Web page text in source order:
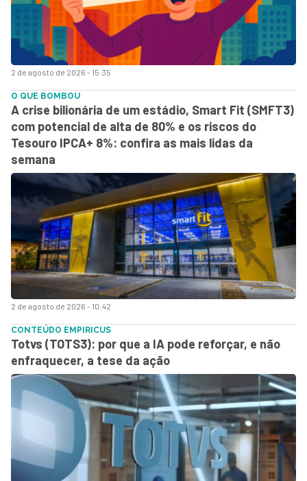
2 de agosto de 2026 - 15:35
2 de agosto de 2026 - 10:42
O QUE BOMBOU
A crise bilionária de um estádio, Smart Fit (SMFT3)
com potencial de alta de 80% e os riscos do
Tesouro IPCA+ 8%: confira as mais lidas da
semana
CONTEÚDO EMPIRICUS
Totvs (TOTS3): por que a IA pode reforçar, e não
enfraquecer, a tese da ação